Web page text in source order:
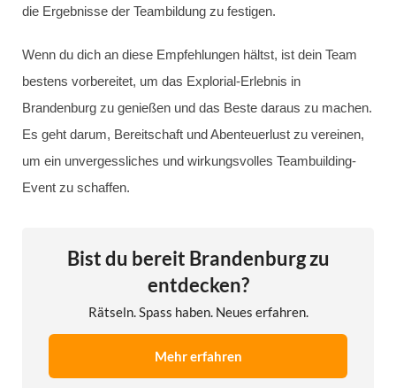
die Ergebnisse der Teambildung zu festigen.
Wenn du dich an diese Empfehlungen hältst, ist dein Team
bestens vorbereitet, um das Explorial-Erlebnis in
Brandenburg zu genießen und das Beste daraus zu machen.
Es geht darum, Bereitschaft und Abenteuerlust zu vereinen,
um ein unvergessliches und wirkungsvolles Teambuilding-
Event zu schaffen.
Bist du bereit Brandenburg zu
entdecken?
Rätseln. Spass haben. Neues erfahren.
Mehr erfahren